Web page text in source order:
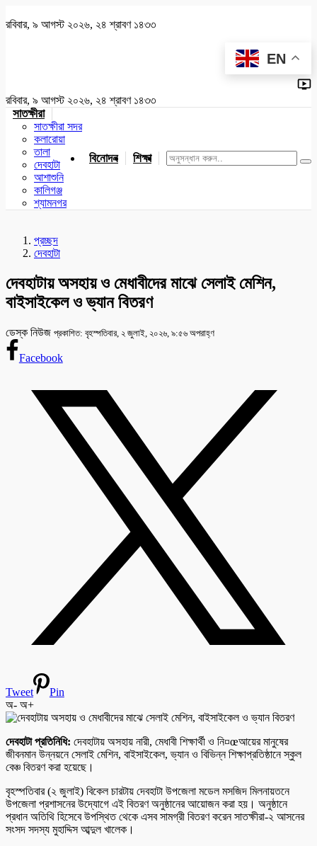
রবিবার, ৯ আগস্ট ২০২৬, ২৪ শ্রাবণ ১৪৩৩
EN
রবিবার, ৯ আগস্ট ২০২৬, ২৪ শ্রাবণ ১৪৩৩
সাতক্ষীরা
সাতক্ষীরা সদর
কলারোয়া
তালা
দেবহাটা
আশাশুনি
কালিগঞ্জ
শ্যামনগর
বিনোদন শিক্ষা খেলাধুলা জাতীয় যশোর
প্রচ্ছদ
দেবহাটা
দেবহাটায় অসহায় ও মেধাবীদের মাঝে সেলাই মেশিন,
বাইসাইকেল ও ভ্যান বিতরণ
ডেস্ক নিউজ প্রকাশিত: বৃহস্পতিবার, ২ জুলাই, ২০২৬, ৯:৫৬ অপরাহ্ণ
Facebook
Tweet
Pin
অ- অ+
দেবহাটা প্রতিনিধি: দেবহাটায় অসহায় নারী, মেধাবী শিক্ষার্থী ও নি¤œআয়ের মানুষের
জীবনমান উন্নয়নে সেলাই মেশিন, বাইসাইকেল, ভ্যান ও বিভিন্ন শিক্ষাপ্রতিষ্ঠানে স্কুল
বেঞ্চ বিতরণ করা হয়েছে।
বৃহস্পতিবার (২ জুলাই) বিকেল চারটায় দেবহাটা উপজেলা মডেল মসজিদ মিলনায়তনে
উপজেলা প্রশাসনের উদ্যোগে এই বিতরণ অনুষ্ঠানের আয়োজন করা হয়। অনুষ্ঠানে
প্রধান অতিথি হিসেবে উপস্থিত থেকে এসব সামগ্রী বিতরণ করেন সাতক্ষীরা-২ আসনের
সংসদ সদস্য মুহাদ্দিস আব্দুল খালেক।